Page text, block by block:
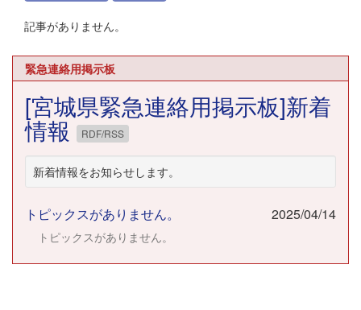
記事がありません。
緊急連絡用掲示板
[宮城県緊急連絡用掲示板]新着
情報 RDF/RSS
新着情報をお知らせします。
トピックスがありません。 2025/04/14
トピックスがありません。